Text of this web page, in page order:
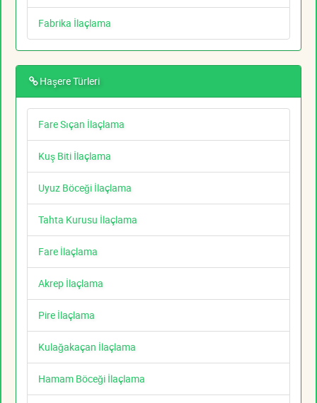
Fabrika İlaçlama
Haşere Türleri
Fare Sıçan İlaçlama
Kuş Biti İlaçlama
Uyuz Böceği İlaçlama
Tahta Kurusu İlaçlama
Fare İlaçlama
Akrep İlaçlama
Pire İlaçlama
Kulağakaçan İlaçlama
Hamam Böceği İlaçlama